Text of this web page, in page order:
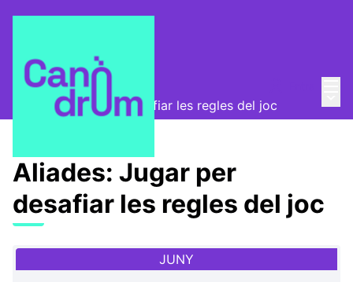
Canòdrom Obert
Aliades: Jugar per desafiar les regles del joc
Aliades: Jugar per
desafiar les regles del joc
JUNY